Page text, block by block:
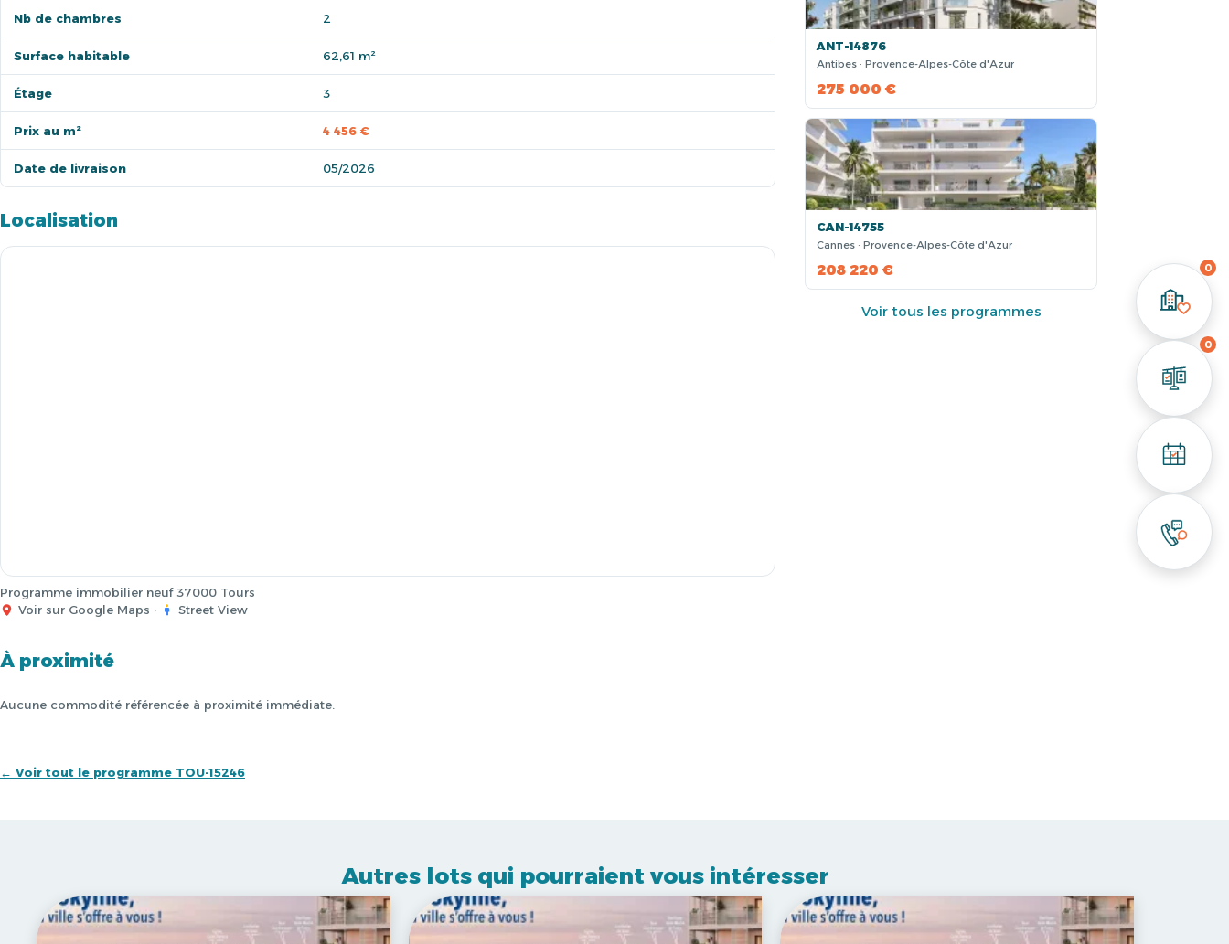
Nb de chambres 2
Surface habitable 62,61 m²
Étage 3
Prix au m² 4 456 €
Date de livraison 05/2026
Localisation
Programme immobilier neuf 37000 Tours
Voir sur Google Maps · Street View
À proximité
Aucune commodité référencée à proximité immédiate.
← Voir tout le programme TOU-15246
ANT-14876
Antibes · Provence-Alpes-Côte d'Azur
275 000 €
CAN-14755
Cannes · Provence-Alpes-Côte d'Azur
208 220 €
Voir tous les programmes
Autres lots qui pourraient vous intéresser
0
0